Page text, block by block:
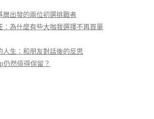
層出發的兩位初選挑戰者
：為什麼有些大咖我選擇不再買單
生：和朋友對話後的反思
然值得保留？